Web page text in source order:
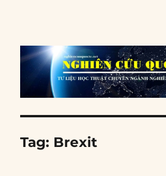
Tag: Brexit